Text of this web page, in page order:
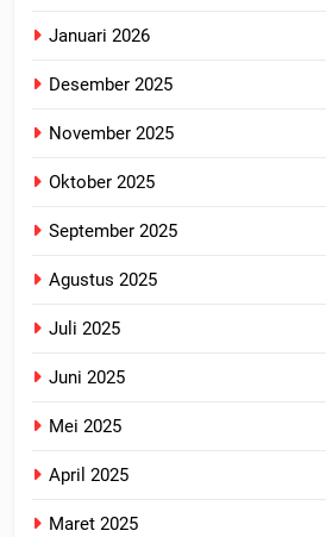
Januari 2026
Desember 2025
November 2025
Oktober 2025
September 2025
Agustus 2025
Juli 2025
Juni 2025
Mei 2025
April 2025
Maret 2025